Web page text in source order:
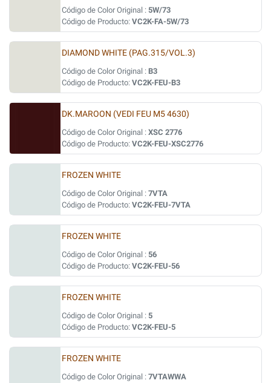
Código de Color Original : 5W/73
Código de Producto: VC2K-FA-5W/73
DIAMOND WHITE (PAG.315/VOL.3)
Código de Color Original : B3
Código de Producto: VC2K-FEU-B3
DK.MAROON (VEDI FEU M5 4630)
Código de Color Original : XSC 2776
Código de Producto: VC2K-FEU-XSC2776
FROZEN WHITE
Código de Color Original : 7VTA
Código de Producto: VC2K-FEU-7VTA
FROZEN WHITE
Código de Color Original : 56
Código de Producto: VC2K-FEU-56
FROZEN WHITE
Código de Color Original : 5
Código de Producto: VC2K-FEU-5
FROZEN WHITE
Código de Color Original : 7VTAWWA